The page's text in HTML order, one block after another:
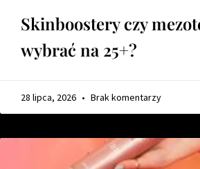
Skinboostery czy
wybrać na 25+?
28 lipca, 2026 Brak komentarzy